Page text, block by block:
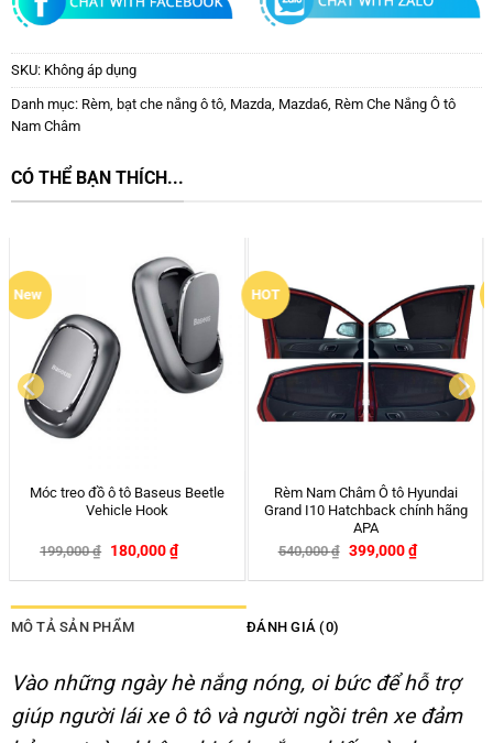
SKU: Không áp dụng
Danh mục: Rèm, bạt che nắng ô tô, Mazda, Mazda6, Rèm Che Nắng Ô tô
Nam Châm
CÓ THỂ BẠN THÍCH...
HOT
Rèm che nắng ô tô nam châm
FORD RANGER chính hãng APA
540,000₫ 399,000₫
Bộ Kit nguồn 70mai đấu điện
24/24 cho camera hành trình
450,000₫
MÔ TẢ SẢN PHẨM ĐÁNH GIÁ (0)
Vào những ngày hè nắng nóng, oi bức để hỗ trợ
giúp người lái xe ô tô và người ngồi trên xe đảm